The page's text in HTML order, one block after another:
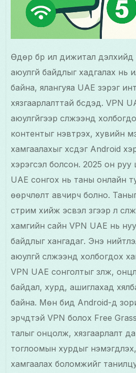
Өдөр бүр илүү дижитал
аюулгүй байдлыг хадгалах нь
байна, ялангуяа UAE зэрэг
хязгаарлалттай бүсүүдэд. VPN
аюулгүйгээр сүлжээнд
контентыг нэвтрэх, хувийн
хамгаалахыг хүсдэг Android
хэрэгсэл болсон. 2025 он
UAE сонгох нь таны онлайн
өөрчлөлт авчирч болно.
стрим хийж эсвэл зүгээр л
хамгийн сайн VPN UAE нь
байдлыг хангадаг. Энэ
аюулгүй сүлжээнд холбогдох
VPN UAE сонголтыг үзүүлж,
байдал, хурд, ашиглахад
байна. Мөн бид Android-д
эрчүүдтэй VPN болох Free
талыг онцолж, хязгаарлалт
тоглоомын хурдыг
хамгаалах боломжийг